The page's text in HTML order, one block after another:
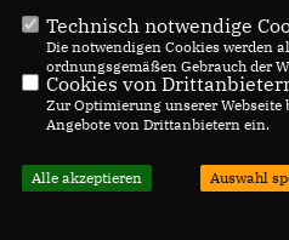
Technisch notwendige
Die notwendigen Cookies werden
ordnungsgemäßen Gebrauch der
Cookies von
Zur Optimierung unserer
Angebote von Drittanbietern ein.
Alle akzeptieren Auswahl